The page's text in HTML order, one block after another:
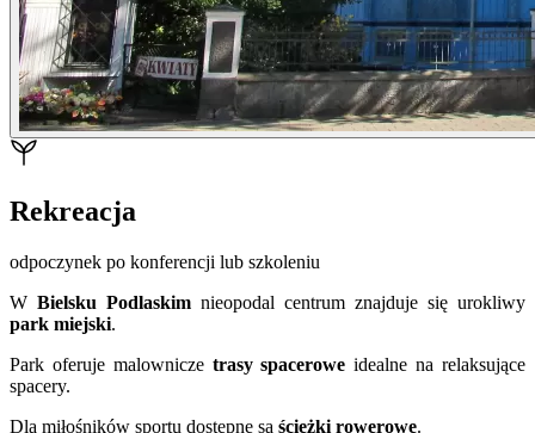
Rekreacja
odpoczynek po konferencji lub szkoleniu
W Bielsku Podlaskim nieopodal centrum znajduje się urokliwy
park miejski.
Park oferuje malownicze trasy spacerowe idealne na relaksujące
spacery.
Dla miłośników sportu dostępne są ścieżki rowerowe.